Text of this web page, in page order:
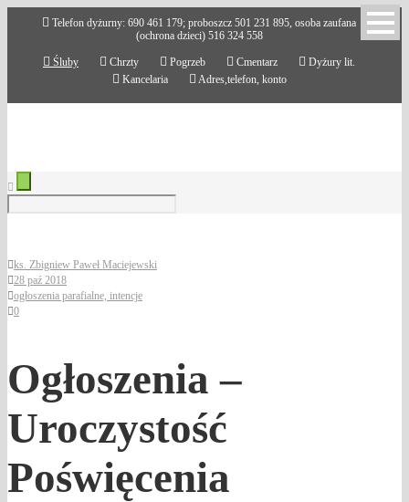
Telefon dyżurny: 690 461 179; proboszcz 501 231 895, osoba zaufana
(ochrona dzieci) 516 324 558
Śluby Chrzty Pogrzeb Cmentarz
Dyżury lit.
Kancelaria
Adres,telefon, konto
ks. Zbigniew Paweł Maciejewski
28 paź 2018
ogłoszenia parafialne, intencje
0
Ogłoszenia –
Uroczystość
Poświęcenia